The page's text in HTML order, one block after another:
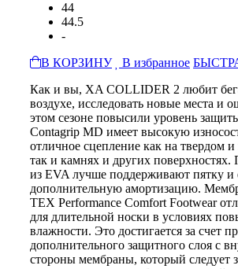
44
44.5
-
В КОРЗИНУ
В избранное
Как и вы, XA COLLIDER 2 любит
воздухе, исследовать новые места и
этом сезоне повысили уровень
Сontagrip MD имеет высокую
отличное сцепление как на твердом и
так и камнях и других поверхностях.
из EVA лучше поддерживают пятку и
дополнительную амортизацию.
TEX Performance Comfort Footwear
для длительной носки в условиях
влажности. Это достигается за счет
дополнительного защитного слоя с
стороны мембраны, который следует